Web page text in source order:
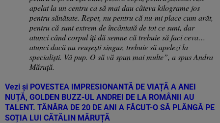
apelat la un centru ca să mai dau câteva kilograme jos
pentru sănătate. Repet, nu pentru că nu-mi place cum arăt,
pentru că sunt extrem de încântată de tot ce sunt, dar
atunci când corpul îți dă semne că trebuie să faci ceva…
atunci dacă nu reușești singur, trebuie să apelezi la
specialiști. Vă pup. O să vă spun mai multe”, a spus Andra
Măruță.
Vezi și POVESTEA IMPRESIONANTĂ DE VIAȚĂ A ANEI
NUȚĂ, GOLDEN BUZZ-UL ANDREI DE LA ROMÂNII AU
TALENT. TÂNĂRA DE 20 DE ANI A FĂCUT-O SĂ PLÂNGĂ PE
SOȚIA LUI CĂTĂLIN MĂRUȚĂ